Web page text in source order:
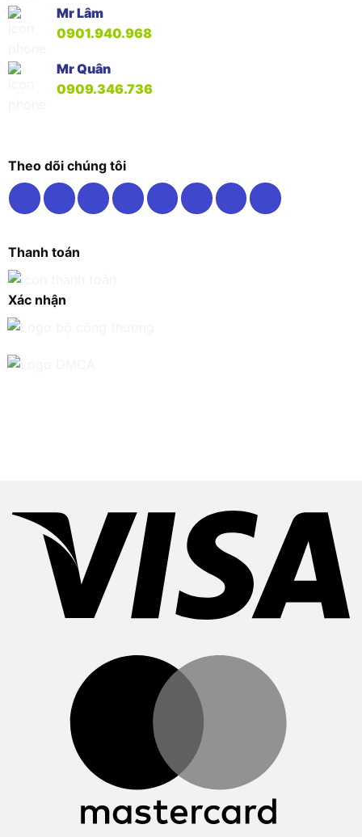
Mr Lâm
0901.940.968
Mr Quân
0909.346.736
Theo dõi chúng tôi
Thanh toán
Xác nhận